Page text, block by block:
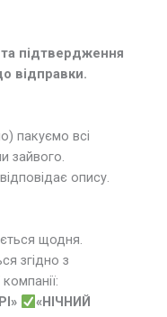
та підтвердження
відправки.
пакуємо всі
зайвого.
опису.
щодня.
згідно з
«НІЧНИЙ